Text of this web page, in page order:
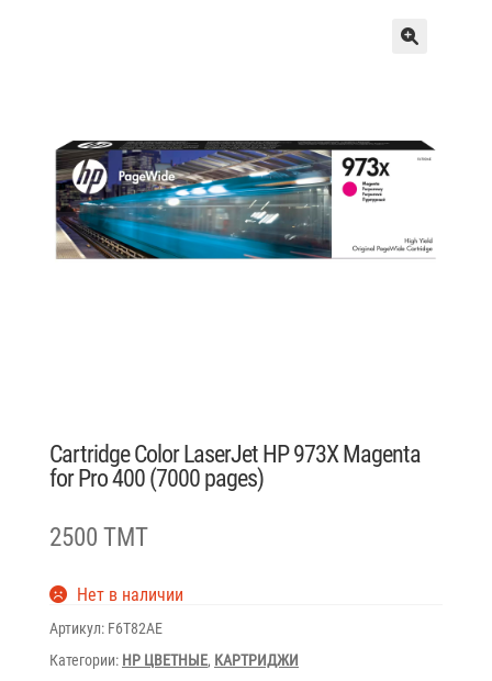
Cartridge Color LaserJet HP 973X Magenta
for Pro 400 (7000 pages)
2500 TMT
Нет в наличии
Артикул: F6T82AE
Категории: HP ЦВЕТНЫЕ, КАРТРИДЖИ